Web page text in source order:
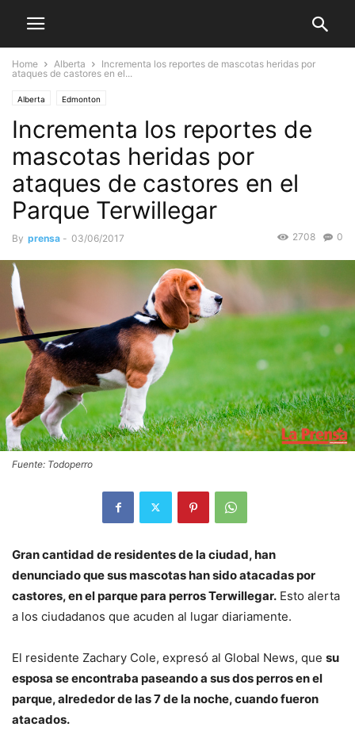
Home Alberta
Incrementa los reportes de mascotas heridas por
ataques de castores en el...
Alberta Edmonton
Incrementa los reportes de
mascotas heridas por
ataques de castores en el
Parque Terwillegar
By prensa - 03/06/2017 0
2708
Fuente: Todoperro
Gran cantidad de residentes de la ciudad, han
denunciado que sus mascotas han sido atacadas por
castores, en el parque para perros Terwillegar. Esto alerta
a los ciudadanos que acuden al lugar diariamente.
El residente Zachary Cole, expresó al Global News, que su
esposa se encontraba paseando a sus dos perros en el
parque, alrededor de las 7 de la noche, cuando fueron
atacados.